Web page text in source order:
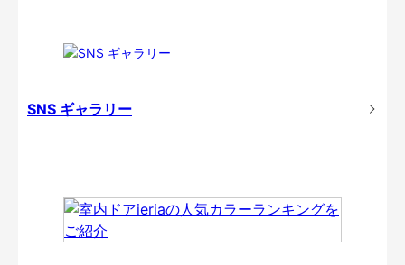
SNS ギャラリー